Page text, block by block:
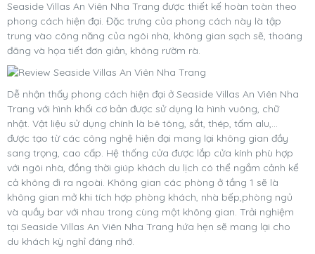
Seaside Villas An Viên Nha Trang được thiết kế hoàn toàn theo
phong cách hiện đại. Đặc trưng của phong cách này là tập
trung vào công năng của ngôi nhà, không gian sạch sẽ, thoáng
đãng và họa tiết đơn giản, không rườm rà.
Dễ nhận thấy phong cách hiện đại ở Seaside Villas An Viên Nha
Trang với hình khối cơ bản được sử dụng là hình vuông, chữ
nhật. Vật liệu sử dụng chính là bê tông, sắt, thép, tấm alu,...
được tạo từ các công nghệ hiện đại mang lại không gian đầy
sang trọng, cao cấp. Hệ thống cửa được lắp cửa kính phù hợp
với ngôi nhà, đồng thời giúp khách du lịch có thể ngắm cảnh kể
cả không đi ra ngoài. Không gian các phòng ở tầng 1 sẽ là
không gian mở khi tích hợp phòng khách, nhà bếp,phòng ngủ
và quầy bar với nhau trong cùng một không gian. Trải nghiệm
tại Seaside Villas An Viên Nha Trang hứa hẹn sẽ mang lại cho
du khách kỳ nghỉ đáng nhớ.